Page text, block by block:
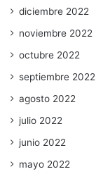
diciembre 2022
noviembre 2022
octubre 2022
septiembre 2022
agosto 2022
julio 2022
junio 2022
mayo 2022